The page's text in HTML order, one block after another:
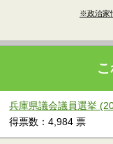
※政治家
兵庫県議会議員選挙
得票数：4,984 票